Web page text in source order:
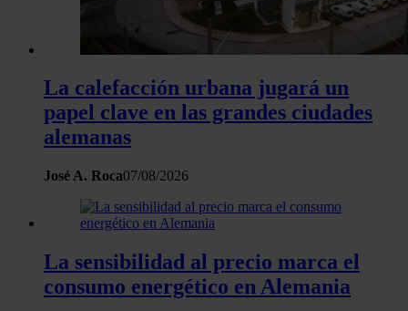
La calefacción urbana jugará un
papel clave en las grandes ciudades
alemanas
José A. Roca07/08/2026
La sensibilidad al precio marca el
consumo energético en Alemania